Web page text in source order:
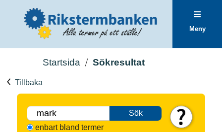
Meny
Startsida Sökresultat
Tillbaka
Sök
enbart bland termer